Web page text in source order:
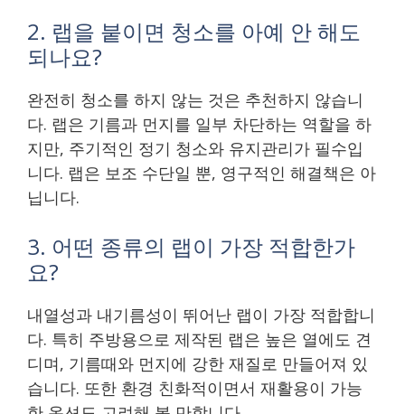
2. 랩을 붙이면 청소를 아예 안 해도
되나요?
완전히 청소를 하지 않는 것은 추천하지 않습니
다. 랩은 기름과 먼지를 일부 차단하는 역할을 하
지만, 주기적인 정기 청소와 유지관리가 필수입
니다. 랩은 보조 수단일 뿐, 영구적인 해결책은 아
닙니다.
3. 어떤 종류의 랩이 가장 적합한가
요?
내열성과 내기름성이 뛰어난 랩이 가장 적합합니
다. 특히 주방용으로 제작된 랩은 높은 열에도 견
디며, 기름때와 먼지에 강한 재질로 만들어져 있
습니다. 또한 환경 친화적이면서 재활용이 가능